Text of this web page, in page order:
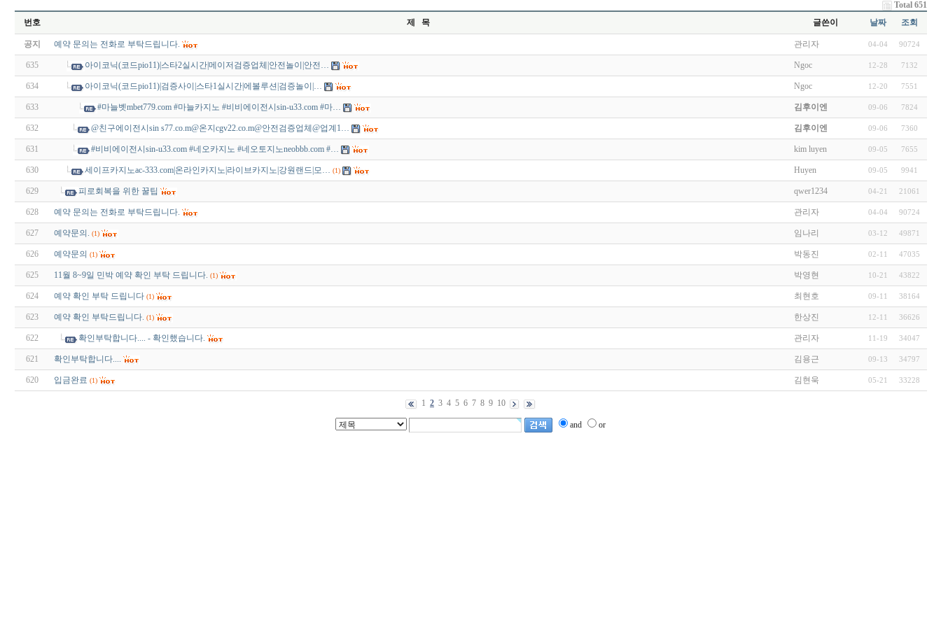
Total 651
번호
제 목 글쓴이 날짜 조회
공지 예약 문의는 전화로 부탁드립니다. 관리자 04-04 90724
635 아이코닉(코드pio11)|스타2실시간|메이저검증업체|안전놀이|안전… Ngoc 12-28 7132
634 아이코닉(코드pio11)|검증사이|스타1실시간|에볼루션|검증놀이|… Ngoc 12-20 7551
633 #마늘벳mbet779.com #마늘카지노 #비비에이전시sin-u33.com #마… 김후이엔 09-06 7824
632 @친구에이전시sin s77.co.m@온지cgv22.co.m@안전검증업체@업계1… 김후이엔 09-06 7360
631 #비비에이전시sin-u33.com #네오카지노 #네오토지노neobbb.com #… kim luyen 09-05 7655
630 세이프카지노ac-333.com|온라인카지노|라이브카지노|강원랜드|모… (1) Huyen 09-05 9941
629 피로회복을 위한 꿀팁 qwer1234 04-21 21061
628 예약 문의는 전화로 부탁드립니다. 관리자 04-04 90724
627 예약문의. (1) 임나리 03-12 49871
626 예약문의 (1) 박동진 02-11 47035
625 11월 8~9일 민박 예약 확인 부탁 드립니다. (1) 박영현 10-21 43822
624 예약 확인 부탁 드립니다 (1) 최현호 09-11 38164
623 예약 확인 부탁드립니다. (1) 한상진 12-11 36626
622 확인부탁합니다.... - 확인했습니다. 관리자 11-19 34047
621 확인부탁합니다.... 김용근 09-13 34797
620 입금완료 (1) 김현욱 05-21 33228
1 2 3 4 5 6 7 8 9 10
and or